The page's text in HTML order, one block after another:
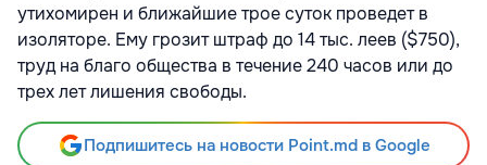
утихомирен и ближайшие трое суток проведет в
изоляторе. Ему грозит штраф до 14 тыс. леев ($750),
труд на благо общества в течение 240 часов или до
трех лет лишения свободы.
Подпишитесь на новости Point.md в Google